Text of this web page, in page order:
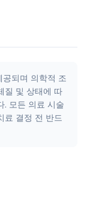
되며 의학적 조
질 및 상태에 따
. 모든 의료 시술
료 결정 전 반드